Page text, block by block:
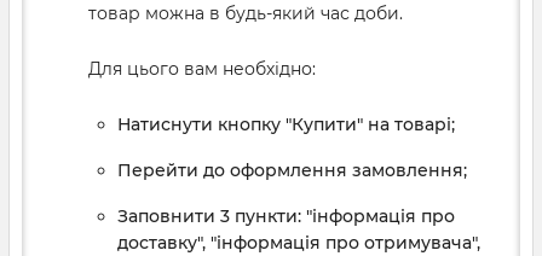
товар можна в будь-який час доби.
Для цього вам необхідно:
Натиснути кнопку "Купити" на товарі;
Перейти до оформлення замовлення;
Заповнити 3 пункти: "інформація про
доставку", "інформація про отримувача",